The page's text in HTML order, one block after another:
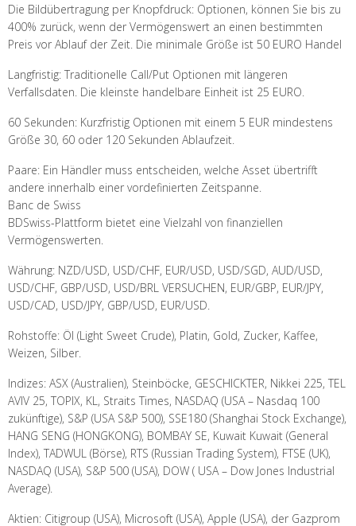
Die Bildübertragung per Knopfdruck: Optionen, können Sie bis zu
400% zurück, wenn der Vermögenswert an einen bestimmten
Preis vor Ablauf der Zeit. Die minimale Größe ist 50 EURO Handel
Langfristig: Traditionelle Call/Put Optionen mit längeren
Verfallsdaten. Die kleinste handelbare Einheit ist 25 EURO.
60 Sekunden: Kurzfristig Optionen mit einem 5 EUR mindestens
Größe 30, 60 oder 120 Sekunden Ablaufzeit.
Paare: Ein Händler muss entscheiden, welche Asset übertrifft
andere innerhalb einer vordefinierten Zeitspanne.
Banc de Swiss
BDSwiss-Plattform bietet eine Vielzahl von finanziellen
Vermögenswerten.
Währung: NZD/USD, USD/CHF, EUR/USD, USD/SGD, AUD/USD,
USD/CHF, GBP/USD, USD/BRL VERSUCHEN, EUR/GBP, EUR/JPY,
USD/CAD, USD/JPY, GBP/USD, EUR/USD.
Rohstoffe: Öl (Light Sweet Crude), Platin, Gold, Zucker, Kaffee,
Weizen, Silber.
Indizes: ASX (Australien), Steinböcke, GESCHICKTER, Nikkei 225, TEL
AVIV 25, TOPIX, KL, Straits Times, NASDAQ (USA – Nasdaq 100
zukünftige), S&P (USA S&P 500), SSE180 (Shanghai Stock Exchange),
HANG SENG (HONGKONG), BOMBAY SE, Kuwait Kuwait (General
Index), TADWUL (Börse), RTS (Russian Trading System), FTSE (UK),
NASDAQ (USA), S&P 500 (USA), DOW ( USA – Dow Jones Industrial
Average).
Aktien: Citigroup (USA), Microsoft (USA), Apple (USA), der Gazprom